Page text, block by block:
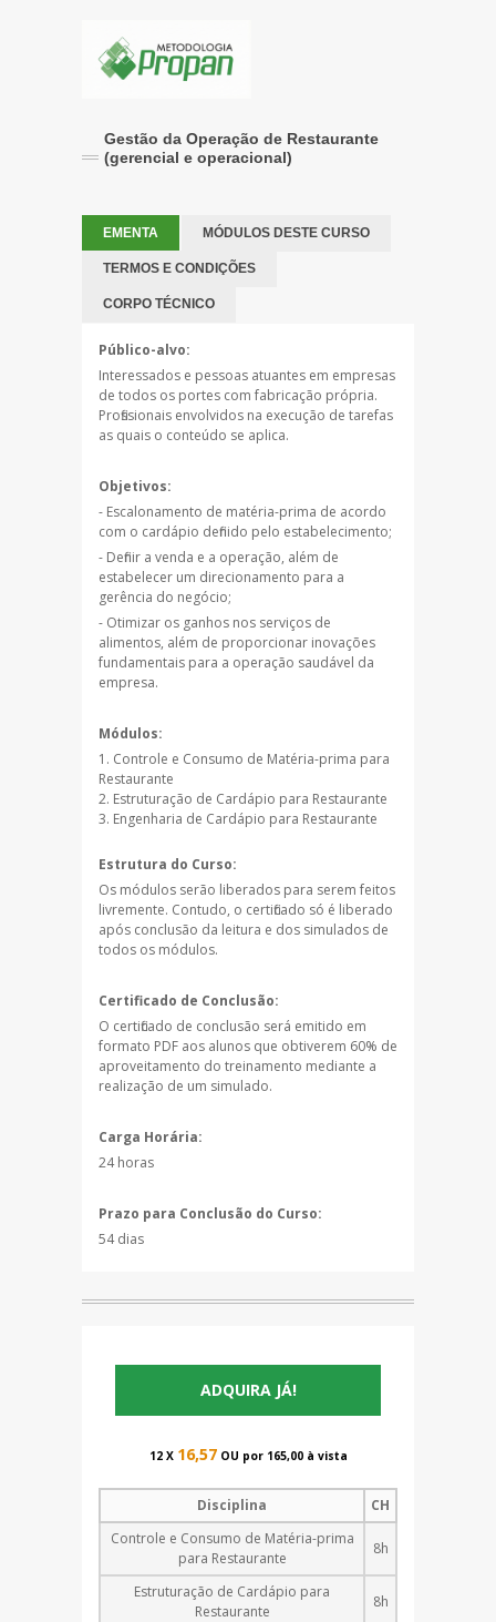
Gestão da Operação de Restaurante
(gerencial e operacional)
EMENTA MÓDULOS DESTE CURSO
TERMOS E CONDIÇÕES
CORPO TÉCNICO
Público-alvo:
Interessados e pessoas atuantes em empresas
de todos os portes com fabricação própria.
Profissionais envolvidos na execução de tarefas
as quais o conteúdo se aplica.
Objetivos:
- Escalonamento de matéria-prima de acordo
com o cardápio definido pelo estabelecimento;
- Definir a venda e a operação, além de
estabelecer um direcionamento para a
gerência do negócio;
- Otimizar os ganhos nos serviços de
alimentos, além de proporcionar inovações
fundamentais para a operação saudável da
empresa.
Módulos:
Controle e Consumo de Matéria-prima para
Restaurante
Estruturação de Cardápio para Restaurante
Engenharia de Cardápio para Restaurante
Estrutura do Curso:
Os módulos serão liberados para serem feitos
livremente. Contudo, o certificado só é liberado
após conclusão da leitura e dos simulados de
todos os módulos.
Certificado de Conclusão:
O certificado de conclusão será emitido em
formato PDF aos alunos que obtiverem 60% de
aproveitamento do treinamento mediante a
realização de um simulado.
Carga Horária:
24 horas
Prazo para Conclusão do Curso:
54 dias
ADQUIRA JÁ!
12 X 16,57 OU por 165,00 à vista
Disciplina
CH
Controle e Consumo de Matéria-prima
para Restaurante
8h
Estruturação de Cardápio para
Restaurante
8h